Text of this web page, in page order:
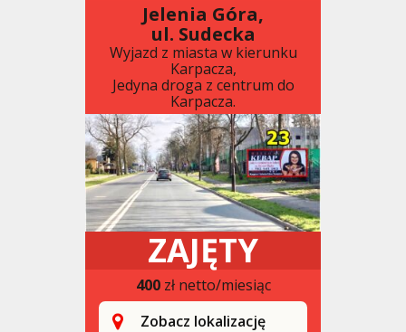
Jelenia Góra,
ul. Sudecka
Wyjazd z miasta w kierunku
Karpacza,
Jedyna droga z centrum do
Karpacza.
ZAJĘTY
400zł netto/miesiąc
Zobacz lokalizację